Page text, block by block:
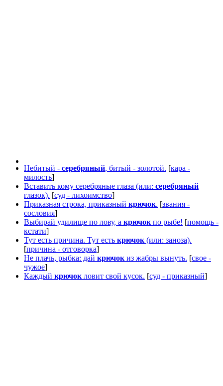
Небитый - серебряный, битый - золотой. [кара -
милость]
Вставить кому серебряные глаза (или: серебряный
глазок). [суд - лихоимство]
Приказная строка, приказный крючок. [звания -
сословия]
Выбирай удилище по лову, а крючок по рыбе! [помощь -
кстати]
Тут есть причина. Тут есть крючок (или: заноза).
[причина - отговорка]
Не плачь, рыбка: дай крючок из жабры вынуть. [свое -
чужое]
Каждый крючок ловит свой кусок. [суд - приказный]